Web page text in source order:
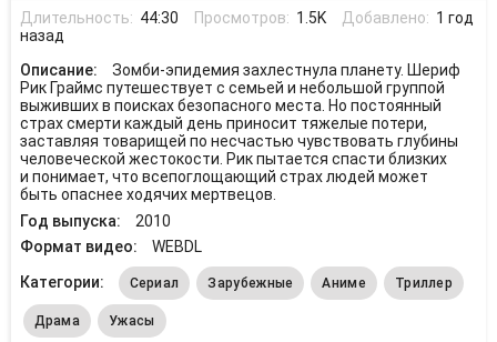
Длительность: 44:30 Просмотров: 1.5K Добавлено: 1 год
назад
Описание:
Зомби-эпидемия захлестнула планету. Шериф
Рик Граймс путешествует с семьей и небольшой группой
выживших в поисках безопасного места. Но постоянный
страх смерти каждый день приносит тяжелые потери,
заставляя товарищей по несчастью чувствовать глубины
человеческой жестокости. Рик пытается спасти близких
и понимает, что всепоглощающий страх людей может
быть опаснее ходячих мертвецов.
Год выпуска:
2010
Формат видео:
WEBDL
Категории:
Сериал Зарубежные Аниме Триллер
Драма Ужасы